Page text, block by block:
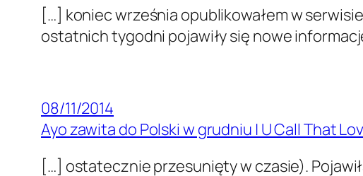
[…] koniec września opublikowałem w
ostatnich tygodni pojawiły się nowe
08/11/2014
Ayo zawita do Polski w grudniu | U Call That
[…] ostatecznie przesunięty w czasie).